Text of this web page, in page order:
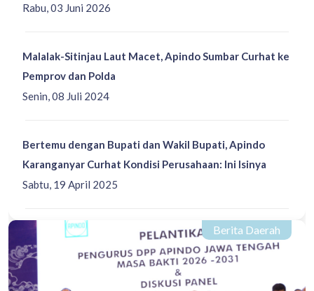
Rabu, 03 Juni 2026
Senin, 08 Juli 2024
Malalak-Sitinjau Laut Macet, Apindo Sumbar Curhat ke
Pemprov dan Polda
Sabtu, 19 April 2025
Bertemu dengan Bupati dan Wakil Bupati, Apindo
Karanganyar Curhat Kondisi Perusahaan: Ini Isinya
Berita Daerah